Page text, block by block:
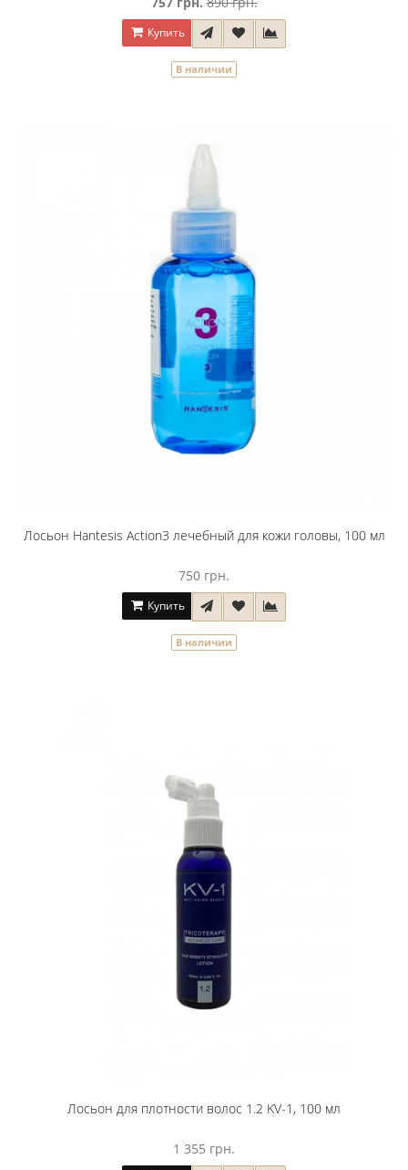
Купить
В наличии
Лосьон Hantesis Action3 лечебный для кожи головы, 100 мл
750 грн.
Купить
В наличии
Лосьон для плотности волос 1.2 KV-1, 100 мл
1 355 грн.